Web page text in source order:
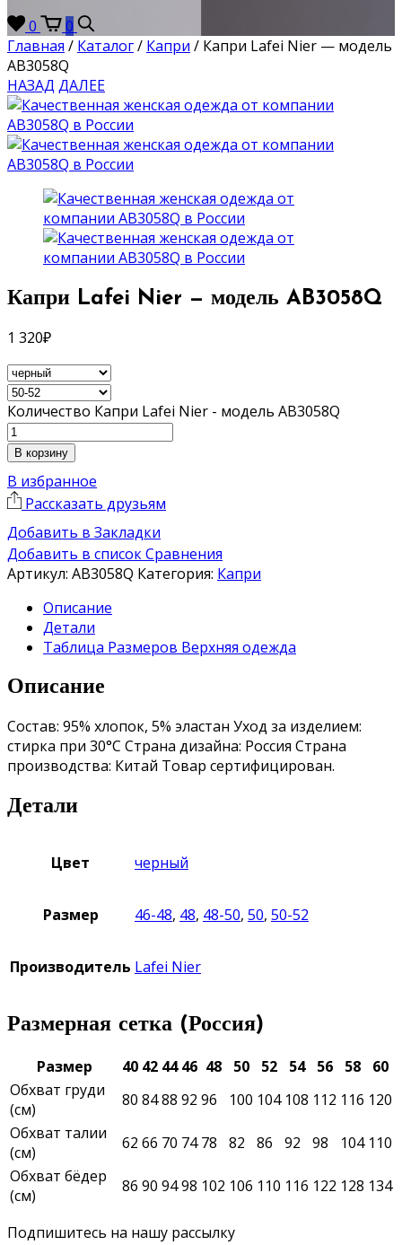
0
0
Главная / Каталог/ Капри / Капри Lafei Nier — модель
AB3058Q
НАЗАД ДАЛЕЕ
Капри Lafei Nier — модель AB3058Q
1 320₽
Количество Капри Lafei Nier - модель AB3058Q
В корзину
В избранное
Рассказать друзьям
Добавить в Закладки
Добавить в список Сравнения
Артикул: AB3058Q Категория: Капри
Описание
Детали
Таблица Размеров Верхняя одежда
Описание
Состав: 95% хлопок, 5% эластан Уход за изделием:
стирка при 30°C Страна дизайна: Россия Страна
производства: Китай Товар сертифицирован.
Детали
Цвет черный
Размер 46-48, 48, 48-50, 50, 50-52
Производитель Lafei Nier
Размерная сетка (Россия)
Размер 40 42 44 46 48 50 52 54 56 58
60
Обхват груди
(см)
80 8488 92 96 100 104 108 112 116 120
Обхват талии
(см)
62 66 70 74 78 82 86 92 98 104 110
Обхват бёдер
(см)
86 90 9498 102 106 110 116 122 128 134
Подпишитесь на нашу рассылку